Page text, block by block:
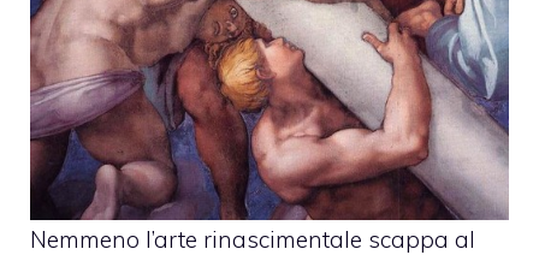
Nemmeno l’arte rinascimentale scappa al